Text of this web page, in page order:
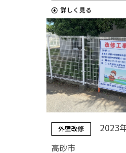
外壁改修 2023
高砂市